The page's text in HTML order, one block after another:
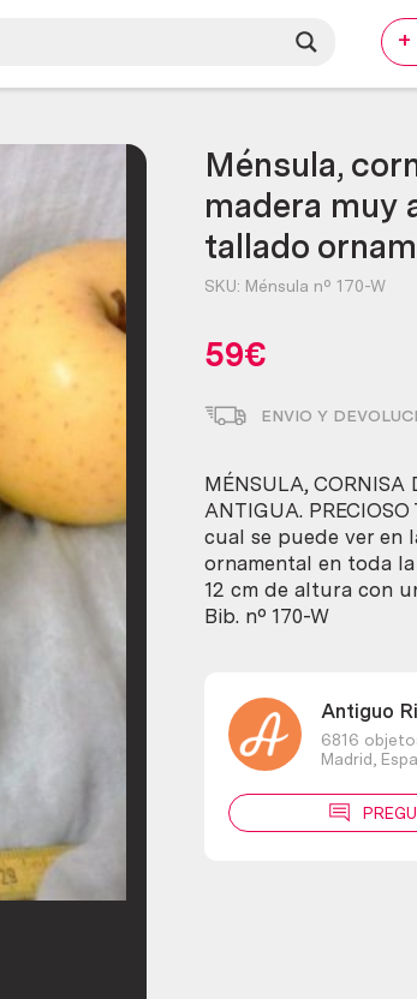
Ménsula,
madera muy
tallado
SKU: Ménsula nº 170-W
59€
ENVIO Y
MÉNSULA, CORNISA
ANTIGUA.
cual se puede ver en
ornamental en toda
12 cm de altura con
Bib. nº 170-W
Antiguo
6816
Madrid,